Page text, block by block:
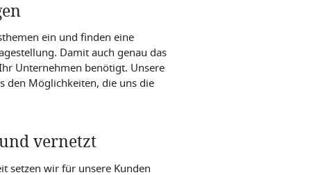
ein und finden eine
Damit auch genau das
Unternehmen benötigt. Unsere
den Möglichkeiten, die uns die
vernetzt
setzen wir für unsere Kunden